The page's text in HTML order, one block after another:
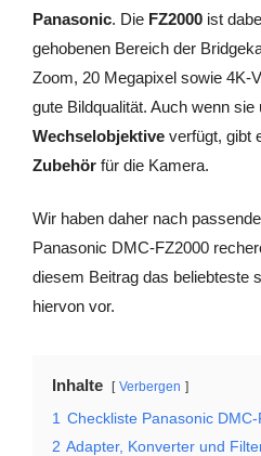
Panasonic. Die FZ2000 ist
gehobenen Bereich der
Zoom, 20 Megapixel sowie 4K-
gute Bildqualität. Auch wenn sie
Wechselobjektive verfügt, gibt
Zubehör für die Kamera.
Wir haben daher nach
Panasonic DMC-FZ2000
diesem Beitrag das beliebteste
hiervon vor.
Inhalte Verbergen
1 Checkliste Panasonic
2 Adapter, Konverter und